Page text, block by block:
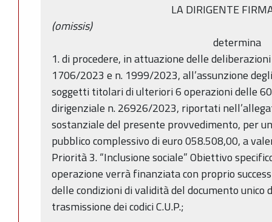
LA DIRIGENTE
(omissis)
determina
1. di procedere, in attuazione delle
1706/2023 e n. 1999/2023, all’assunzione
soggetti titolari di ulteriori 6 operazioni delle
dirigenziale n. 26926/2023, riportati
sostanziale del presente provvedimento, per
pubblico complessivo di euro 058.508,00, a
Priorità 3. “Inclusione sociale” Obiettivo
operazione verrà finanziata con proprio
delle condizioni di validità del documento
trasmissione dei codici C.U.P.;